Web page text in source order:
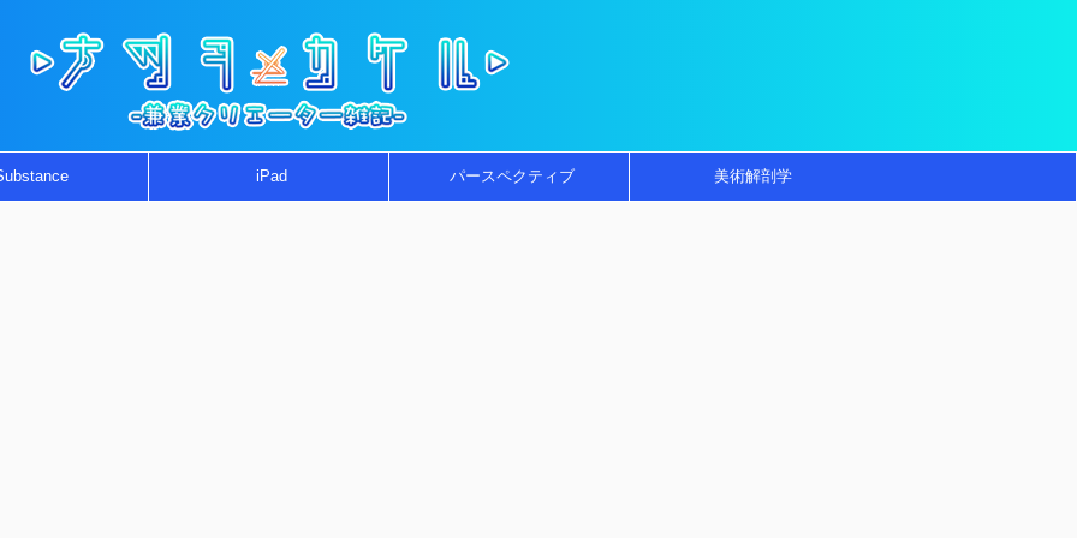
iPad パースペクティブ 美術解剖学